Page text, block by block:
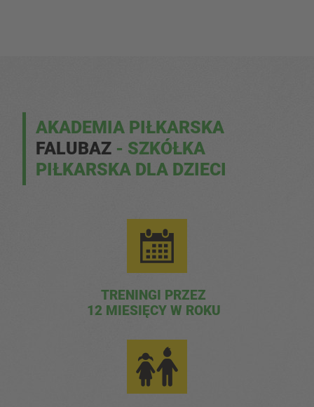
AKADEMIA PIŁKARSKA
FALUBAZ - SZKÓŁKA
PIŁKARSKA DLA DZIECI
TRENINGI PRZEZ
12 MIESIĘCY W ROKU